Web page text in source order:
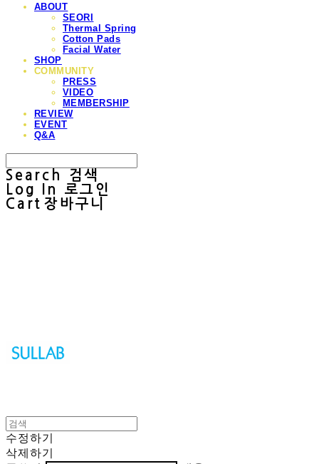
ABOUT
SEORI
Thermal Spring
Cotton Pads
Facial Water
SHOP
COMMUNITY
PRESS
VIDEO
MEMBERSHIP
REVIEW
EVENT
Q&A
Search
검색
Log In
로그인
Cart 장바구니
수정하기
삭제하기